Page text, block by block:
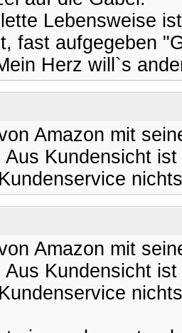
Lebensweise
fast aufgegeben
Herz will`s
Amazon mit
Kundensicht
Amazon mit
Kundensicht